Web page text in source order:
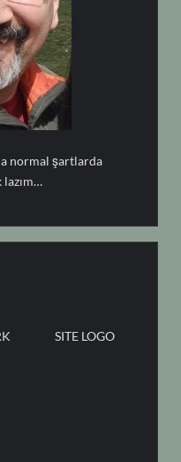
normal şartlarda
lazım…
SITE LOGO